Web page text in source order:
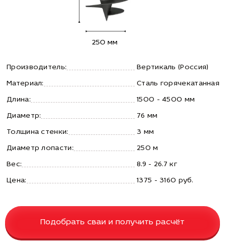
250 мм
Производитель: Вертикаль (Россия)
Материал: Сталь горячекатанная
Длина: 1500 - 4500 мм
Диаметр: 76 мм
Толщина стенки: 3 мм
Диаметр лопасти: 250 м
Вес: 8.9 - 26.7 кг
Цена: 1375 - 3160 руб.
Подобрать сваи и получить расчёт